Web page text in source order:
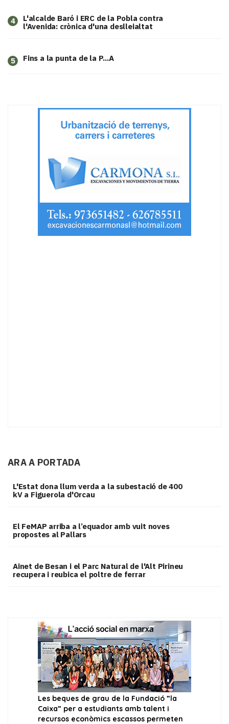
4
L'alcalde Baró i ERC de la Pobla contra
l'Avenida: crònica d'una deslleialtat
5 Fins a la punta de la P...A
ARA A PORTADA
L'Estat dona llum verda a la subestació de 400
kV a Figuerola d'Orcau
El FeMAP arriba a l’equador amb vuit noves
propostes al Pallars
Ainet de Besan i el Parc Natural de l'Alt Pirineu
recupera i reubica el poltre de ferrar